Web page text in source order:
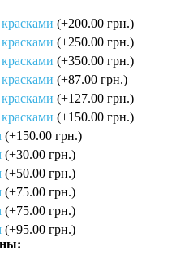
(+200.00 грн.)
(+250.00 грн.)
(+350.00 грн.)
(+87.00 грн.)
(+127.00 грн.)
(+150.00 грн.)
(+150.00 грн.)
(+30.00 грн.)
(+50.00 грн.)
(+75.00 грн.)
(+75.00 грн.)
(+95.00 грн.)